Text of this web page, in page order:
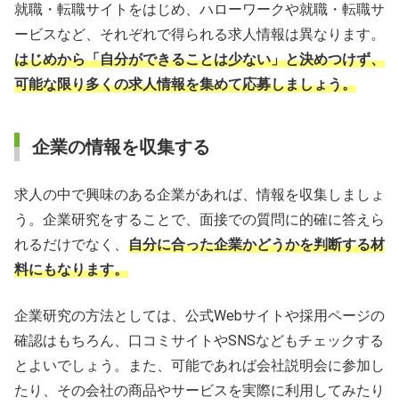
就職・転職サイトをはじめ、ハローワークや就職・転職サ
ービスなど、それぞれで得られる求人情報は異なります。
はじめから「自分ができることは少ない」と決めつけず、
可能な限り多くの求人情報を集めて応募しましょう。
企業の情報を収集する
求人の中で興味のある企業があれば、情報を収集しましょ
う。企業研究をすることで、面接での質問に的確に答えら
れるだけでなく、 自分に合った企業かどうかを判断する材
料にもなります。
企業研究の方法としては、公式Webサイトや採用ページの
確認はもちろん、口コミサイトやSNSなどもチェックする
とよいでしょう。また、可能であれば会社説明会に参加し
たり、その会社の商品やサービスを実際に利用してみたり